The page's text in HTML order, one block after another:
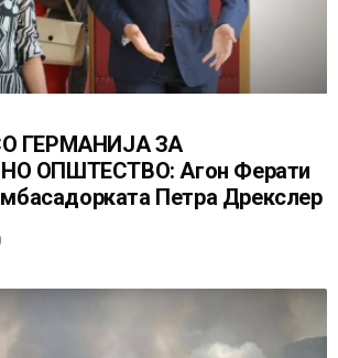
ГЕРМАНИЈА ЗА
ОПШТЕСТВО: Агон Ферати
Петра Дрекслер